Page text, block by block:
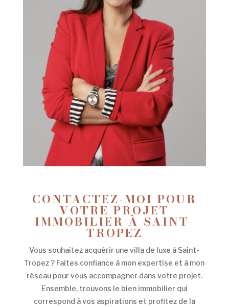
CONTACTEZ-MOI POUR
VOTRE PROJET
IMMOBILIER À SAINT-
TROPEZ
Vous souhaitez acquérir une villa de luxe à Saint-
Tropez ? Faites confiance à mon expertise et à mon
réseau pour vous accompagner dans votre projet.
Ensemble, trouvons le bien immobilier qui
correspond à vos aspirations et profitez de la